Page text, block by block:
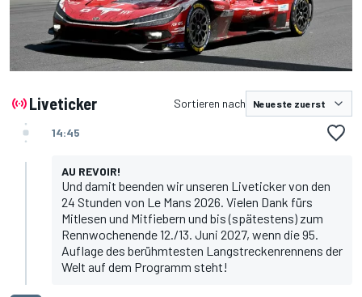
Liveticker Sortieren nach
14:45
AU REVOIR!
Und damit beenden wir unseren Liveticker von den
24 Stunden von Le Mans 2026. Vielen Dank fürs
Mitlesen und Mitfiebern und bis (spätestens) zum
Rennwochenende 12./13. Juni 2027, wenn die 95.
Auflage des berühmtesten Langstreckenrennens der
Welt auf dem Programm steht!